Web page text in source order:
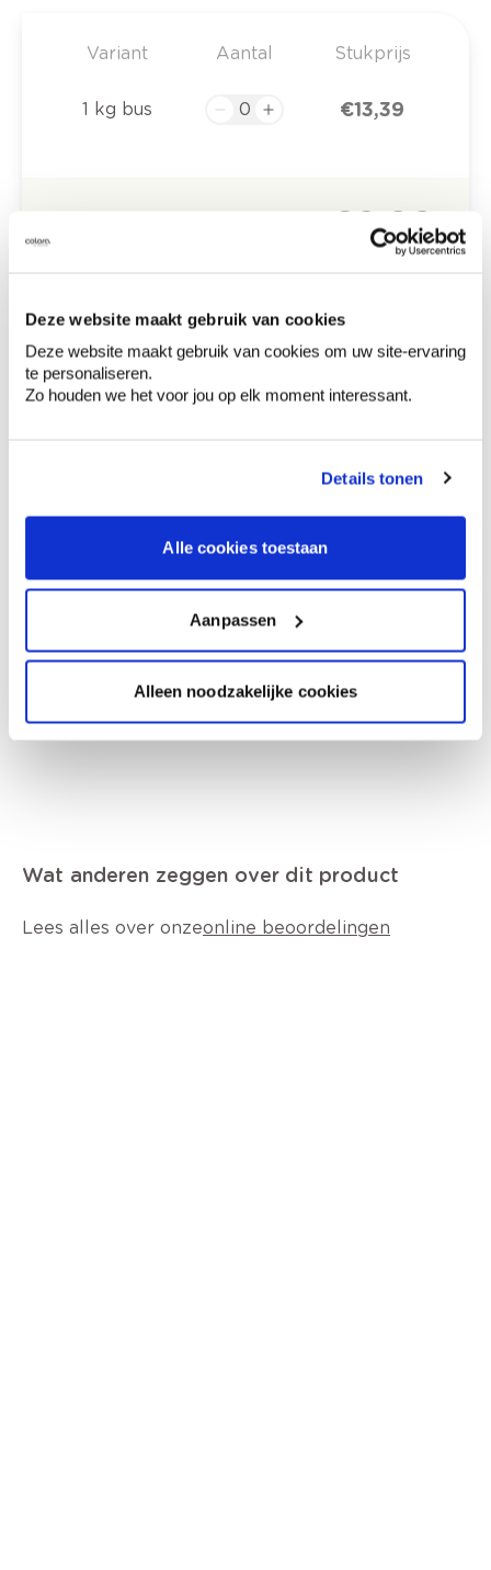
Deze website maakt gebruik van cookies
Deze website maakt gebruik van cookies om uw site-ervaring
te personaliseren.
Zo houden we het voor jou op elk moment interessant.
Details tonen
Alle cookies toestaan
Aanpassen
Alleen noodzakelijke cookies
Variant Aantal Stukprijs
1 kg bus € 13,39
€ 0,00
Levering aan huis
Besteld op weekdagen (ma-vr), binnen 2 à 3
werkdagen geleverd.
Afhalen in de winkel
Etiketinformatie
Bevat 1,2-benzisothiazool-3(2H)-on,
reactiemassa (3:1) van: 5-chloor-2-methyl-4-
isothiazoline-3-on en 2-methyl-2H-
isothiazool-3-on. Kan een allergische reactie
verzoek verkrijgbaar.
Wat anderen zeggen over dit product
Lees alles over onzeonline beoordelingen